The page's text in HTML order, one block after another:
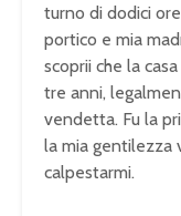
turno di dodici
portico e mia
scoprii che la
tre anni,
vendetta. Fu la
la mia gentilezza
calpestarmi.